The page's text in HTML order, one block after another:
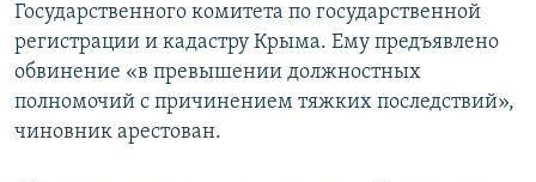
Государственного комитета по государственной
регистрации и кадастру Крыма. Ему предъявлено
обвинение «в превышении должностных
полномочий с причинением тяжких последствий»,
чиновник арестован.